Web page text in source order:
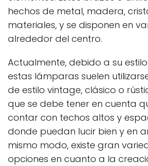
hechos de metal, madera,
materiales, y se disponen en
alrededor del centro.
Actualmente, debido a su
estas lámparas suelen
de estilo vintage, clásico o
que se debe tener en cuenta
contar con techos altos y
donde puedan lucir bien y en
mismo modo, existe gran
opciones en cuanto a la